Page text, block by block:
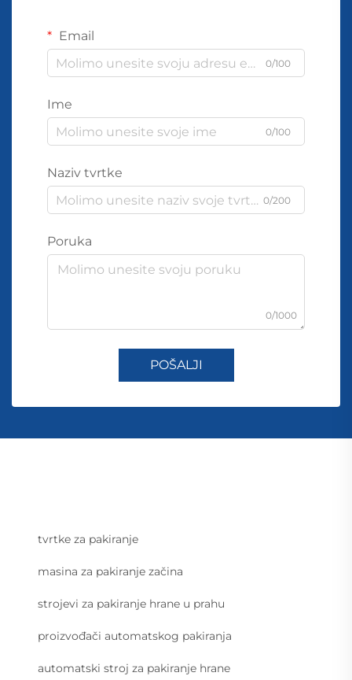
Email
0/100
Ime
0/100
Naziv tvrtke
0/200
Poruka
0/1000
POŠALJI
tvrtke za pakiranje
masina za pakiranje začina
strojevi za pakiranje hrane u prahu
proizvođači automatskog pakiranja
automatski stroj za pakiranje hrane